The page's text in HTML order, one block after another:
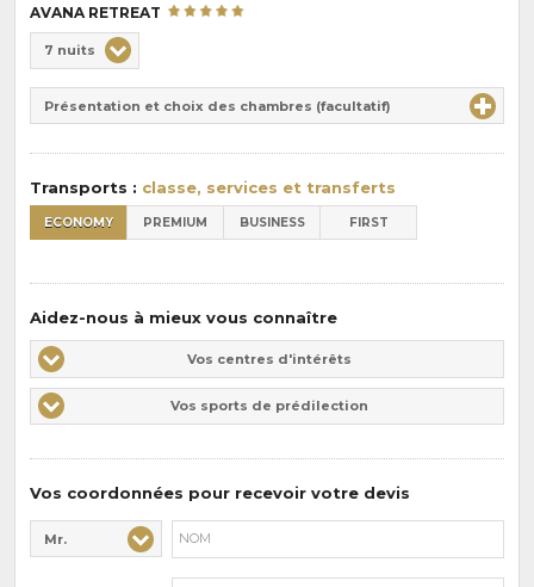
AVANA RETREAT
de
pension
:
Durée
7 nuits
Présentation et choix des chambres (facultatif)
Transports : classe, services et transferts
ECONOMY PREMIUM BUSINESS FIRST
Aidez-nous à mieux vous connaître
Vos
centres
d'intérêts
Vos centres d'intérêts
Vos
sports
Vos sports de prédilection
Vos coordonnées pour recevoir votre devis
Civilité* :
Mr.
Nom* :